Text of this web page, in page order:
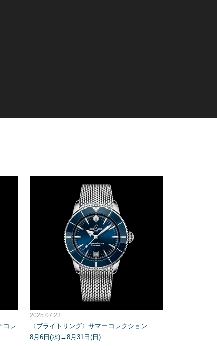
コレ
2025.07.23
〈ブライトリング〉サマーコレクション
8月6日(水)→8月31日(日)